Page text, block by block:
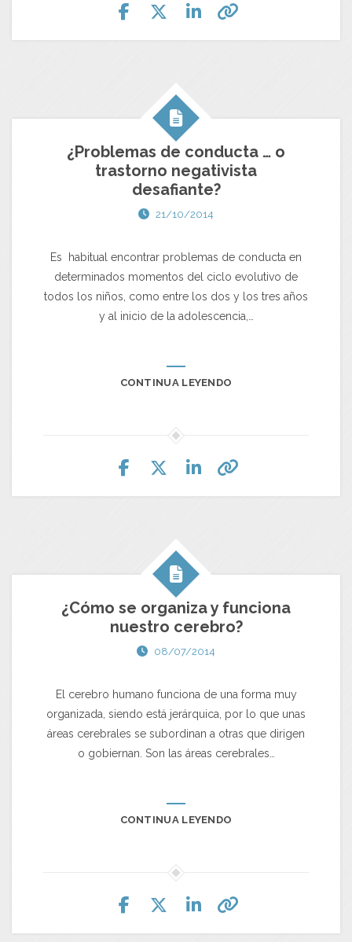
¿Problemas de conducta … o
trastorno negativista
desafiante?
21/10/2014
Es habitual encontrar problemas de conducta en
determinados momentos del ciclo evolutivo de
todos los niños, como entre los dos y los tres años
y al inicio de la adolescencia,…
CONTINUA LEYENDO
¿Cómo se organiza y funciona
nuestro cerebro?
08/07/2014
El cerebro humano funciona de una forma muy
organizada, siendo está jerárquica, por lo que unas
áreas cerebrales se subordinan a otras que dirigen
o gobiernan. Son las áreas cerebrales…
CONTINUA LEYENDO